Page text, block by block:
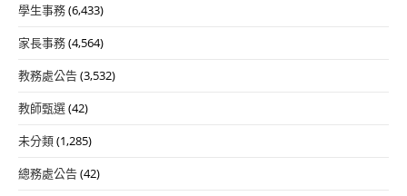
學生事務(6,433)
家長事務(4,564)
教務處公告(3,532)
教師甄選(42)
未分類(1,285)
總務處公告(42)